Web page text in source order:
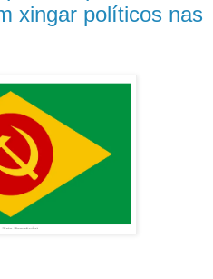
xingar políticos nas